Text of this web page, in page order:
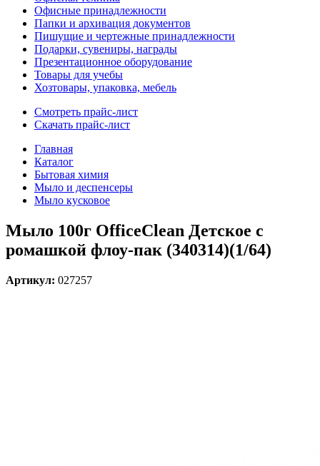
Офисные принадлежности
Папки и архивация документов
Пишущие и чертежные принадлежности
Подарки, сувениры, награды
Презентационное оборудование
Товары для учебы
Хозтовары, упаковка, мебель
Смотреть прайс-лист
Скачать прайс-лист
Главная
Каталог
Бытовая химия
Мыло и деспенсеры
Мыло кусковое
Мыло 100г OfficeClean Детское с
ромашкой флоу-пак (340314)(1/64)
Артикул: 027257